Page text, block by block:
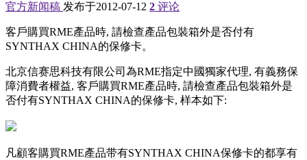
官方新闻稿 发布于2012-07-12 2 评论
客戶購買RME產品時, 請檢查產品包裝箱外是否付有
SYNTHAX CHINA的保修卡。
北京信赛思科技有限公司為RME指定中國獨家代理, 有義務保
障消費者權益, 客戶購買RME產品時, 請檢查產品包裝箱外是
否付有SYNTHAX CHINA的保修卡, 样本如下:
凡顧客購買RME產品带有SYNTHAX CHINA保修卡的都享有